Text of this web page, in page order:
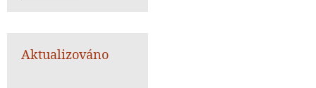
Aktualizováno